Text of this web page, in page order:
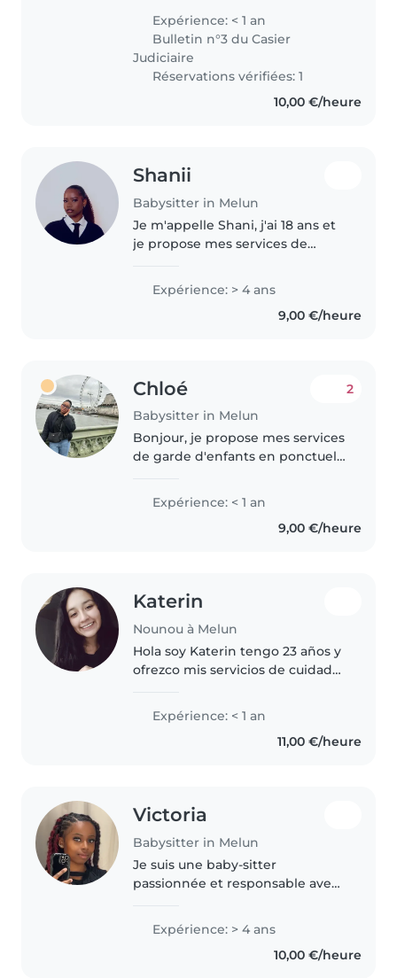
neveux et nièces depuis bébé et
déjà fait du baby sitting j'ai aussi
travailler au bureau..
Expérience: < 1 an
Bulletin n°3 du Casier
Judiciaire
Réservations vérifiées: 1
10,00 €/heure
Shanii
Babysitter in Melun
Je m'appelle Shani, j'ai 18 ans et
je propose mes services de
plusieurs familles, ce qui m'a
permis d'acquérir une solide..
Expérience: > 4 ans
9,00 €/heure
Chloé
Babysitter in Melun
2
Bonjour, je propose mes services
de garde d'enfants en ponctuel.
Chloé j'ai 22 ans J'ai déjà garder
des enfants de la naissance à 10
ans depuis mon adolescence..
Expérience: < 1 an
9,00 €/heure
Katerin
Nounou à Melun
Hola soy Katerin tengo 23 años y
ofrezco mis servicios de cuidado
considero una persona
comprometida y paciente con lo
Expérience: < 1 an
11,00 €/heure
Victoria
Babysitter in Melun
Je suis une baby-sitter
passionnée et responsable avec
d'enfants, principalement avec
des enfants d'âge préscolaire. Je
parle français et j'adore partager..
Expérience: > 4 ans
10,00 €/heure